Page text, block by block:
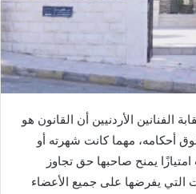
الفنانين الأردنيين أن القانون هو
أحكامه، مهما كانت شهرته أو
يمنح صاحبها حق تجاوز
التي يفرضها على جميع الأعضاء